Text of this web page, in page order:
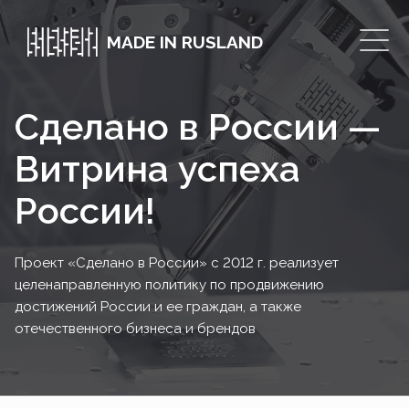
MADE IN RUSLAND
Сделано в России —
Витрина успеха
России!
Проект «Сделано в России» с 2012 г. реализует
целенаправленную политику по продвижению
достижений России и ее граждан, а также
отечественного бизнеса и брендов